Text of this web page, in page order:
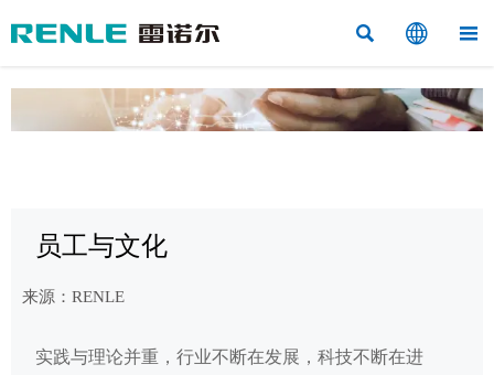
  
员工与文化
来源：RENLE
实践与理论并重，行业不断在发展，科技不断在进